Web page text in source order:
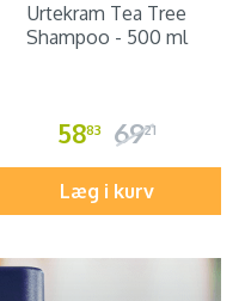
Urtekram Tea Tree
Shampoo - 500 ml
5883 6921
Læg i kurv